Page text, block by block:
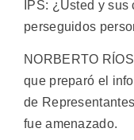
IPS: ¿Usted y
perseguidos
NORBERTO
que preparó el
de
fue amenazado.